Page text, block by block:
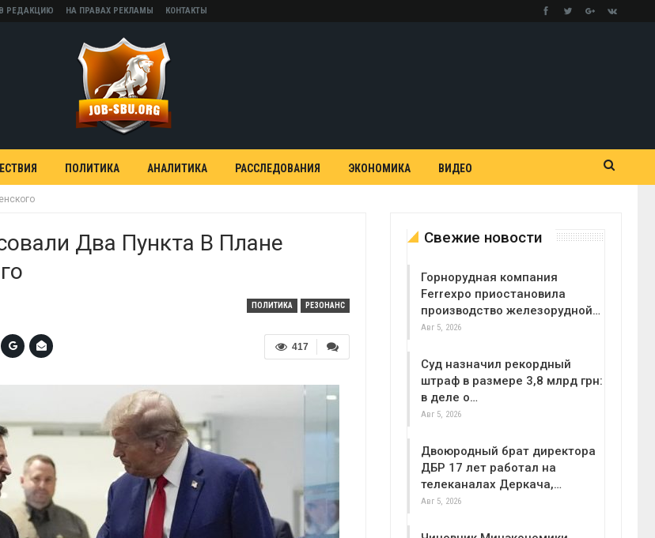
РЕДАКЦИЮ НА ПРАВАХ РЕКЛАМЫ КОНТАКТЫ
ПОЛИТИКА АНАЛИТИКА РАССЛЕДОВАНИЯ ЭКОНОМИКА ВИДЕО
Два Пункта В Плане
ПОЛИТИКА РЕЗОНАНС
417
Свежие новости
Горнорудная компания
Ferrexpo приостановила
производство железорудной…
Авг 5, 2026
Суд назначил рекордный
штраф в размере 3,8 млрд грн:
в деле о…
Авг 5, 2026
Двоюродный брат директора
ДБР 17 лет работал на
телеканалах Деркача,…
Авг 5, 2026